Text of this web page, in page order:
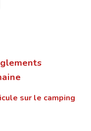
sur le camping